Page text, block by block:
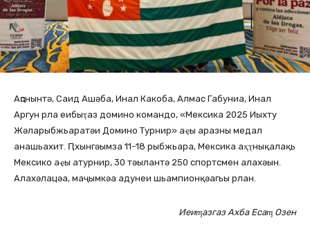
Аԥснынтә, Саид Ашәба, Инал Какоба, Алмас Габуниа, Инал
Аргун рла еибыҭаз домино командо, «Мексика 2025 Иыхту
Жәларыбжьаратәи Домино Турнир» аҿы аразны медал
анашьахит. Ԥхынгәымза 11-18 рыбжьара, Мексика аҳҭнықалақь
Мексико аҿы атурнир, 30 тәылантә 250 спортсмен алахәын.
Алахәлацәа, маҷымкәа адунеи шьампионқәагьы рлан.
Иеиҭазгаз Ахба Есаҭ Озен